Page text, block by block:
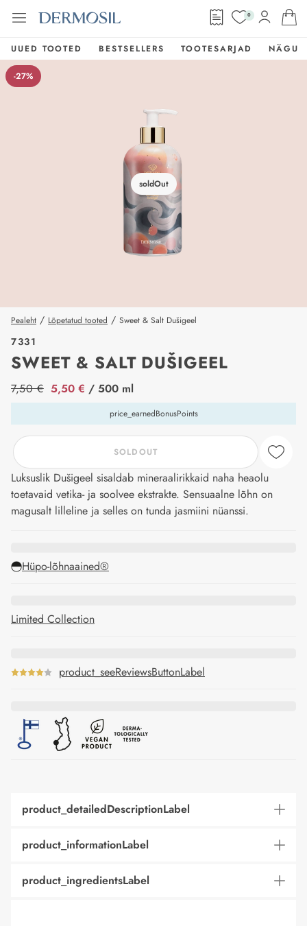
0
UUED TOOTED BESTSELLERS TOOTESARJAD NÄGU
soldOut
-27%
Pealeht / Lõpetatud tooted / Sweet & Salt Dušigeel
7331
SWEET & SALT DUŠIGEEL
price_label
7,50 € 5,50 € / 500 ml
price_earnedBonusPoints
SOLDOUT
Luksuslik Dušigeel sisaldab mineraalirikkaid naha heaolu
toetavaid vetika- ja soolvee ekstrakte. Sensuaalne lõhn on
magusalt lilleline ja selles on tunda jasmiini nüanssi.
Hüpo-lõhnaained®
Limited Collection
product_seeReviewsButtonLabel
product_detailedDescriptionLabel
product_informationLabel
product_ingredientsLabel